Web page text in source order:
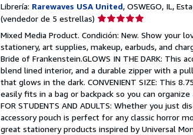
Librería: Rarewaves USA United, OSWEGO, IL,
(vendedor de 5 estrellas) Calificación
vendedor:
5
de
5
estrellas
Mixed Media Product. Condición: New. Show your
stationery, art supplies, makeup, earbuds, and
Bride of Frankenstein.GLOWS IN THE DARK:
blend lined interior, and a durable zipper with a
that glows in the dark. CONVENIENT SIZE: This
easily fits in a bag or backpack so you can
FOR STUDENTS AND ADULTS: Whether you just
accessory pouch is perfect for any classic horror
great stationery products inspired by Universal